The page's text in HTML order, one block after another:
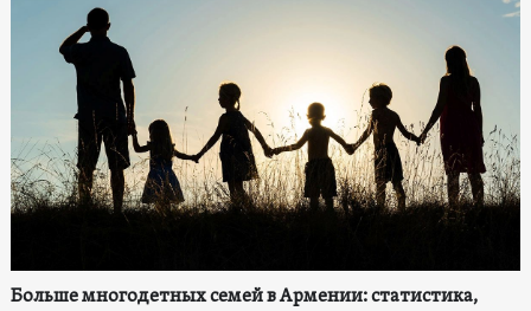
Больше многодетных семей в Армении: статистика,